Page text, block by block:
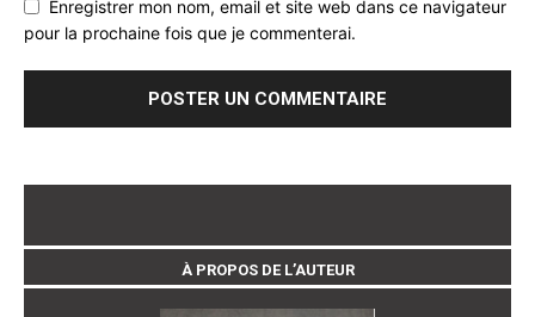
Enregistrer mon nom, email et site web dans ce navigateur
pour la prochaine fois que je commenterai.
À PROPOS DE L’AUTEUR